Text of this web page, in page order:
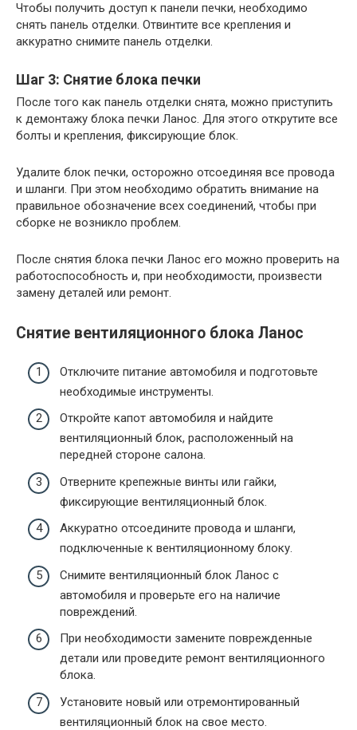
Чтобы получить доступ к панели печки, необходимо
снять панель отделки. Отвинтите все крепления и
аккуратно снимите панель отделки.
Шаг 3: Снятие блока печки
После того как панель отделки снята, можно приступить
к демонтажу блока печки Ланос. Для этого открутите все
болты и крепления, фиксирующие блок.
Удалите блок печки, осторожно отсоединяя все провода
и шланги. При этом необходимо обратить внимание на
правильное обозначение всех соединений, чтобы при
сборке не возникло проблем.
После снятия блока печки Ланос его можно проверить на
работоспособность и, при необходимости, произвести
замену деталей или ремонт.
Снятие вентиляционного блока Ланос
Отключите питание автомобиля и подготовьте
необходимые инструменты.
Откройте капот автомобиля и найдите
вентиляционный блок, расположенный на
передней стороне салона.
Отверните крепежные винты или гайки,
фиксирующие вентиляционный блок.
Аккуратно отсоедините провода и шланги,
подключенные к вентиляционному блоку.
Снимите вентиляционный блок Ланос с
автомобиля и проверьте его на наличие
повреждений.
При необходимости замените поврежденные
детали или проведите ремонт вентиляционного
блока.
Установите новый или отремонтированный
вентиляционный блок на свое место.